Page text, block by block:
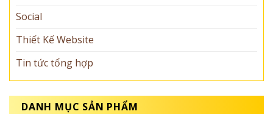
Social
Thiết Kế Website
Tin tức tổng hợp
DANH MỤC SẢN PHẨM